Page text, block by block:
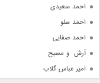
احمد سعیدی
احمد سلو
احمد صفایی
آرش  و مسیح
امیر عباس گلاب